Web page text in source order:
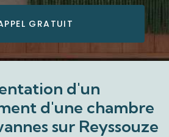
GRATUIT
d'un
d'une chambre
sur Reyssouze